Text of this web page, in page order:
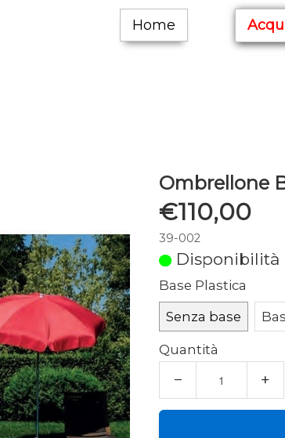
Home
Ombrellone
€110,00
39-002
Base Plastica
Senza base
Quantità
− +